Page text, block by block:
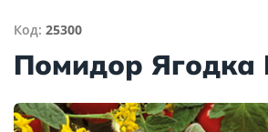
Код: 25300
Помидор Ягодка